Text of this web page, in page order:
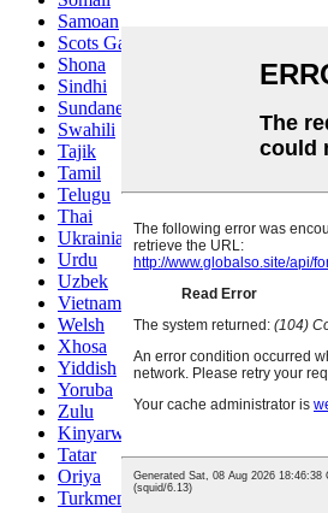
Samoan
Scots Gaelic
Shona
Sindhi
Sundanese
Swahili
Tajik
Tamil
Telugu
Thai
Ukrainian
Urdu
Uzbek
Vietnamese
Welsh
Xhosa
Yiddish
Yoruba
Zulu
Kinyarwanda
Tatar
Oriya
Turkmen